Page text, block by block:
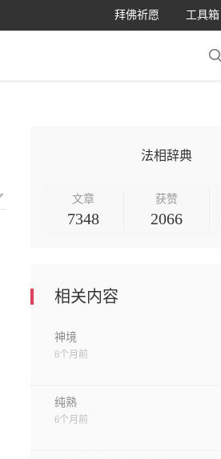
工具箱
拜佛祈愿
法相辞典
文章
7348
获赞
2066
相关内容
神境
6个月前
纯熟
6个月前